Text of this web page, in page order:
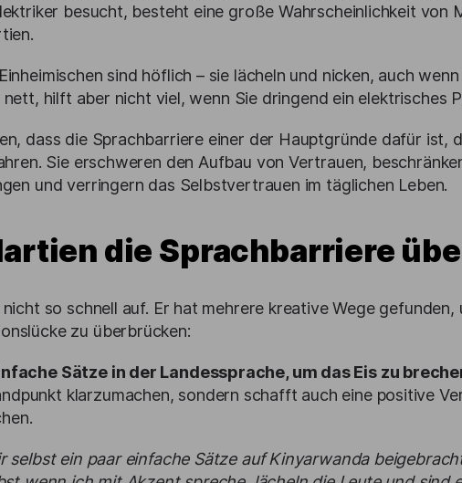
besucht, besteht eine große Wahrscheinlichkeit von
sind höflich – sie lächeln und nicken, auch
hilft aber nicht viel, wenn Sie dringend ein elektrisches
dass die Sprachbarriere einer der Hauptgründe dafür ist,
Sie erschweren den Aufbau von Vertrauen,
und verringern das Selbstvertrauen im täglichen Leben.
die Sprachbarriere
so schnell auf. Er hat mehrere kreative Wege gefunden,
zu überbrücken:
Sätze in der Landessprache, um das Eis zu
klarzumachen, sondern schafft auch eine positive
selbst ein paar einfache Sätze auf Kinyarwanda